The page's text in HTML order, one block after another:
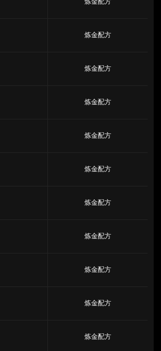
炼金配方
炼金配方
炼金配方
炼金配方
炼金配方
炼金配方
炼金配方
炼金配方
炼金配方
炼金配方